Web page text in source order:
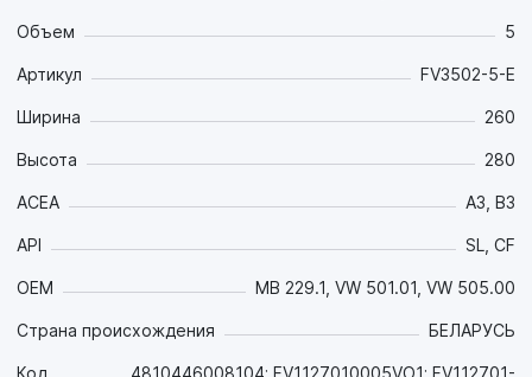
Объем 5
Артикул FV3502-5-E
Ширина 260
Высота 280
ACEA A3, B3
API SL, CF
OEM MB 229.1, VW 501.01, VW 505.00
Страна происхождения БЕЛАРУСЬ
Код 4810446008104; FV1127010005VO1; FV112701-